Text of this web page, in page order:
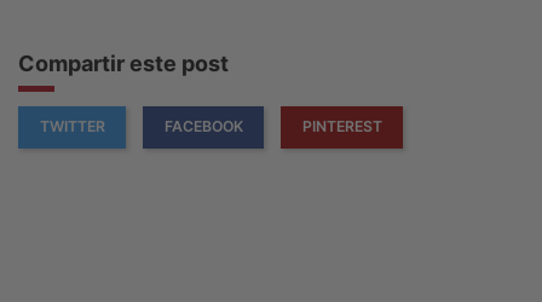
Compartir este post
TWITTER FACEBOOK PINTEREST